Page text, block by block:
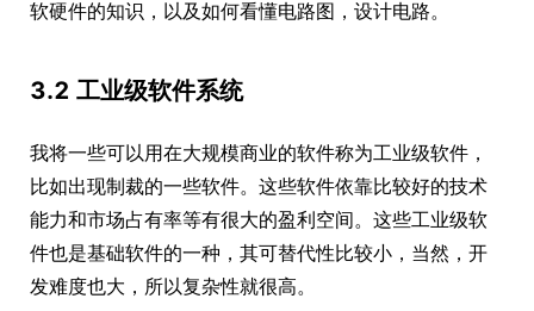
软硬件的知识，以及如何看懂电路图，设计电路。
3.2 工业级软件系统
我将一些可以用在大规模商业的软件称为工业级软件，
比如出现制裁的一些软件。这些软件依靠比较好的技术
能力和市场占有率等有很大的盈利空间。这些工业级软
件也是基础软件的一种，其可替代性比较小，当然，开
发难度也大，所以复杂性就很高。